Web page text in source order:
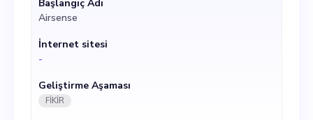
teknolojiden yararlanmaya
kendini adamış biri olduğunu
hayal ediyoruz.. Bir Kurucu
Ortak olarak, stratejiyi
Başlangıç Adı
Airsense
İnternet sitesi
-
Geliştirme Aşaması
FİKİR